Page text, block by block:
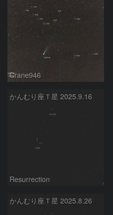
Crane946
かんむり座Ｔ星 2025.9.16
Resurrection
かんむり座Ｔ星 2025.8.26